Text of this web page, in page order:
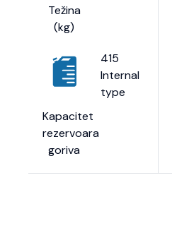
Težina
(kg)
Kapacitet
rezervoara
goriva
415
Internal
type